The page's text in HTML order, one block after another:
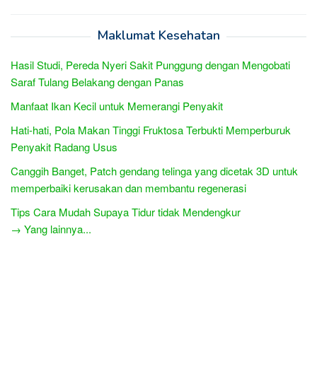
Maklumat Kesehatan
Hasil Studi, Pereda Nyeri Sakit Punggung dengan Mengobati
Saraf Tulang Belakang dengan Panas
Manfaat Ikan Kecil untuk Memerangi Penyakit
Hati-hati, Pola Makan Tinggi Fruktosa Terbukti Memperburuk
Penyakit Radang Usus
Canggih Banget, Patch gendang telinga yang dicetak 3D untuk
memperbaiki kerusakan dan membantu regenerasi
Tips Cara Mudah Supaya Tidur tidak Mendengkur
→ Yang lainnya...